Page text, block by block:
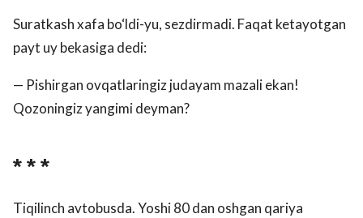
Suratkash xafa bo‘ldi-yu, sezdirmadi. Faqat ketayotgan
payt uy bekasiga dedi:
— Pishirgan ovqatlaringiz judayam mazali ekan!
Qozoningiz yangimi deyman?
* * *
Tiqilinch avtobusda. Yoshi 80 dan oshgan qariya